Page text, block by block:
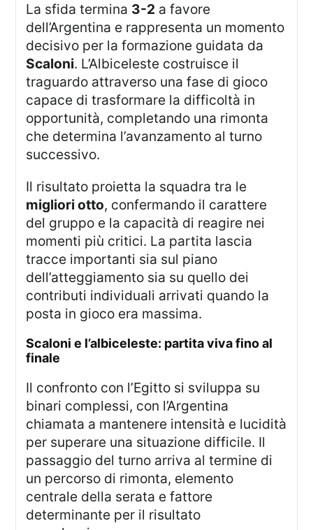
La sfida termina 3-2 a favore
dell’Argentina e rappresenta un momento
decisivo per la formazione guidata da
Scaloni. L’Albiceleste costruisce il
traguardo attraverso una fase di gioco
capace di trasformare la difficoltà in
opportunità, completando una rimonta
che determina l’avanzamento al turno
successivo.
Il risultato proietta la squadra tra le
migliori otto, confermando il carattere
del gruppo e la capacità di reagire nei
momenti più critici. La partita lascia
tracce importanti sia sul piano
dell’atteggiamento sia su quello dei
contributi individuali arrivati quando la
posta in gioco era massima.
scaloni e l’albiceleste: partita viva fino al
finale
Il confronto con l’Egitto si sviluppa su
binari complessi, con l’Argentina
chiamata a mantenere intensità e lucidità
per superare una situazione difficile. Il
passaggio del turno arriva al termine di
un percorso di rimonta, elemento
centrale della serata e fattore
determinante per il risultato